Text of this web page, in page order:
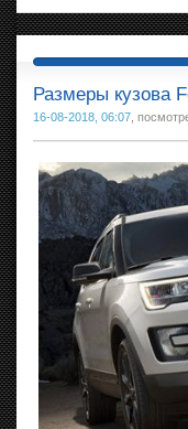
Размеры кузова
16-08-2018, 06:07 ,